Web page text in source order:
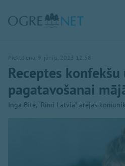
Piektdiena, 9. jūnijs, 2023 12:58
Receptes
pagatavošanai
Inga Bite, "Rimi Latvia" ārējās